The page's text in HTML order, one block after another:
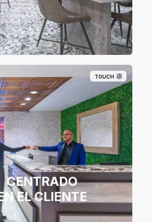
TOUCH
CENTRADO
EL CLIENTE